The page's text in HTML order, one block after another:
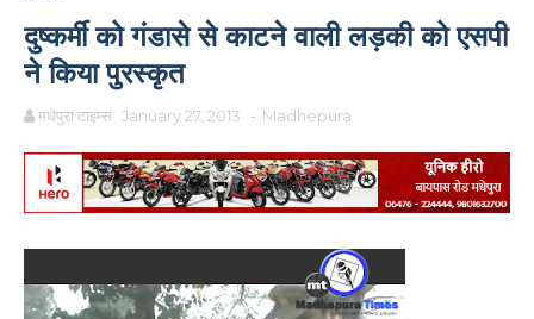
दुष्कर्मी को गंडासे से काटने वाली लड़की को एसपी
ने किया पुरस्कृत
मधेपुरा टाइम्स January 27, 2013 - Madhepura